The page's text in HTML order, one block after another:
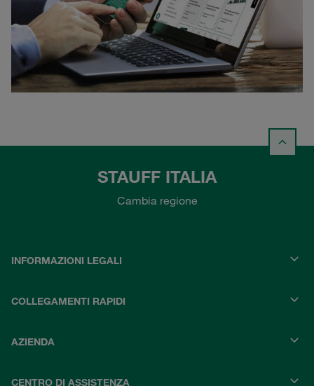
STAUFF ITALIA
Cambia regione
INFORMAZIONI LEGALI
COLLEGAMENTI RAPIDI
AZIENDA
CENTRO DI ASSISTENZA